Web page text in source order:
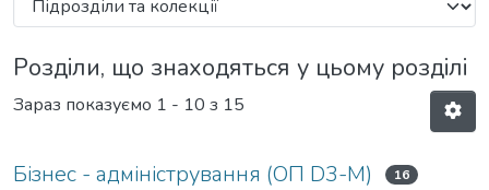
Розділи, що знаходяться у цьому розділі
Зараз показуємо 1 - 10 з 15
Бізнес - адміністрування (ОП D3-М) 16